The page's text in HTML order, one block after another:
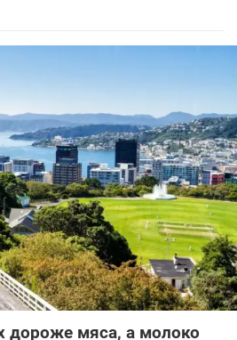
дороже мяса, а молоко